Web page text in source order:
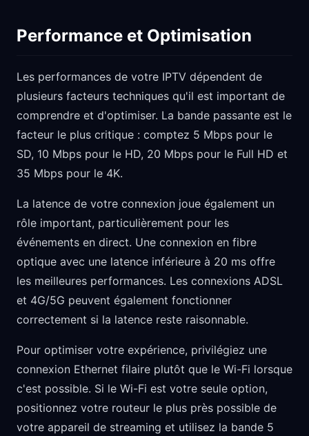
Performance et Optimisation
Les performances de votre IPTV dépendent de
plusieurs facteurs techniques qu'il est important de
comprendre et d'optimiser. La bande passante est le
facteur le plus critique : comptez 5 Mbps pour le
SD, 10 Mbps pour le HD, 20 Mbps pour le Full HD et
35 Mbps pour le 4K.
La latence de votre connexion joue également un
rôle important, particulièrement pour les
événements en direct. Une connexion en fibre
optique avec une latence inférieure à 20 ms offre
les meilleures performances. Les connexions ADSL
et 4G/5G peuvent également fonctionner
correctement si la latence reste raisonnable.
Pour optimiser votre expérience, privilégiez une
connexion Ethernet filaire plutôt que le Wi-Fi lorsque
c'est possible. Si le Wi-Fi est votre seule option,
positionnez votre routeur le plus près possible de
votre appareil de streaming et utilisez la bande 5